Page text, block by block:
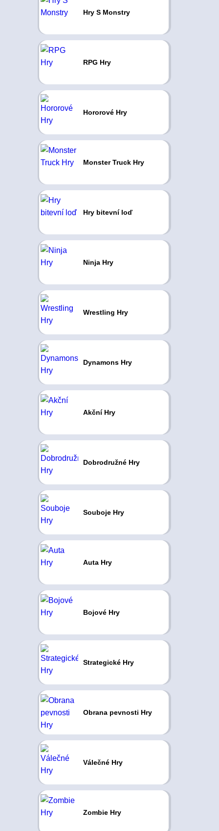
Hry S Monstry
RPG Hry
Hororové Hry
Monster Truck Hry
Hry bitevní loď
Ninja Hry
Wrestling Hry
Dynamons Hry
Akční Hry
Dobrodružné Hry
Souboje Hry
Auta Hry
Bojové Hry
Strategické Hry
Obrana pevnosti Hry
Válečné Hry
Zombie Hry